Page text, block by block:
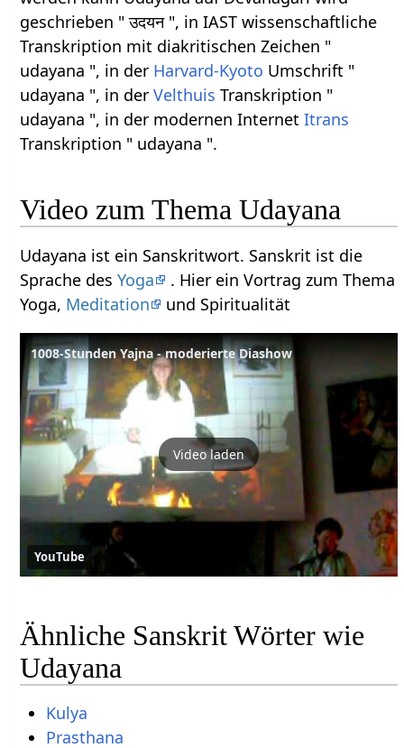
geschrieben " उदयन ", in IAST wissenschaftliche
Transkription mit diakritischen Zeichen "
udayana ", in der Harvard-Kyoto Umschrift "
udayana ", in derVelthuis Transkription "
udayana ", in der modernen InternetItrans
Transkription " udayana ".
Video zum Thema Udayana
Udayana ist ein Sanskritwort. Sanskrit ist die
Sprache desYoga
. Hier ein Vortrag zum Thema
Yoga, Meditation und Spiritualität
1008-Stunden Yajna - moderierte Diashow
Video laden
YouTube
Ähnliche Sanskrit Wörter wie
Udayana
Kulya
Prasthana